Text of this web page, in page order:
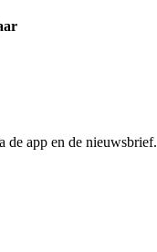
de app en de nieuwsbrief.